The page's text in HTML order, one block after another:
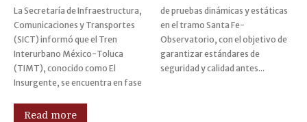
La Secretaría de Infraestructura,
Comunicaciones y Transportes
(SICT) informó que el Tren
Interurbano México-Toluca
(TIMT), conocido como El
Insurgente, se encuentra en fase
de pruebas dinámicas y estáticas
en el tramo Santa Fe-
Observatorio, con el objetivo de
garantizar estándares de
seguridad y calidad antes...
Read more